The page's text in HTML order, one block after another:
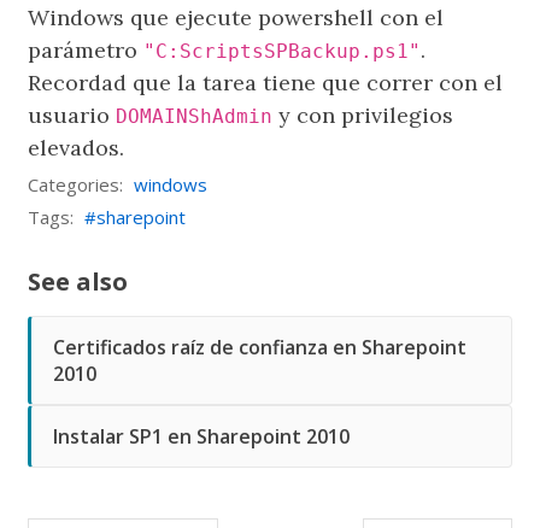
Windows que ejecute powershell con el
parámetro "C:ScriptsSPBackup.ps1" .
Recordad que la tarea tiene que correr con el
usuario DOMAINShAdmin y con privilegios
elevados.
Categories: windows
Tags:
sharepoint
See also
Certificados raíz de confianza en Sharepoint
2010
Instalar SP1 en Sharepoint 2010